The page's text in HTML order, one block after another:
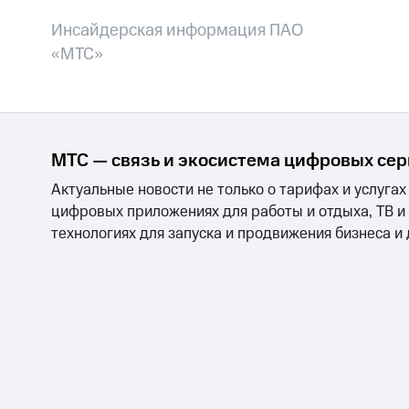
Инсайдерская информация ПАО
«МТС»
МТС — связь и экосистема цифровых
Актуальные новости не только о тарифах и
цифровых приложениях для работы и отдыха, ТВ
технологиях для запуска и продвижения бизнеса